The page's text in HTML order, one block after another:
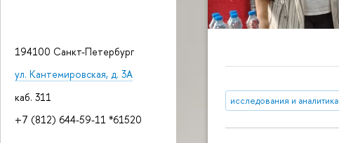
194100 Санкт-Петербург
ул. Кантемировская, д. 3А
каб. 311
+7 (812) 644-59-11 *61520
исследования и аналитика